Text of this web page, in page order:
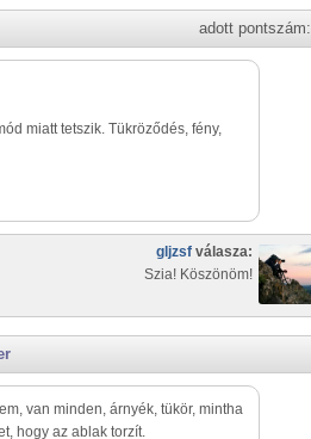
adott pontszám:
miatt tetszik. Tükröződés, fény,
gljzsf válasza:
Szia! Köszönöm!
van minden, árnyék, tükör, mintha
hogy az ablak torzít.